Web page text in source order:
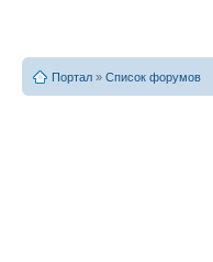
Портал » Список форумов